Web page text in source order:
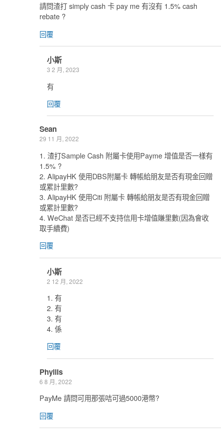
請問渣打 simply cash 卡 pay me 有沒有 1.5% cash
rebate ?
回覆
小斯
3 2 月, 2023
有
回覆
Sean
29 11 月, 2022
1. 渣打Sample Cash 附屬卡使用Payme 增值是否一樣有
1.5% ?
2. AlipayHK 使用DBS附屬卡 轉帳給朋友是否有現金回贈
或累計里數?
3. AlipayHK 使用Citi 附屬卡 轉帳給朋友是否有現金回贈
或累計里數?
4. WeChat 是否已經不支持信用卡增值賺里數(因為會收
取手續費)
回覆
小斯
2 12 月, 2022
1. 有
2. 有
3. 有
4. 係
回覆
Phyllis
6 8 月, 2022
PayMe 請問可用那張咭可過5000港幣?
回覆